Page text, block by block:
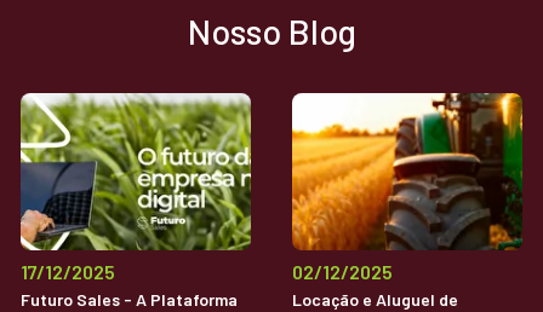
Nosso Blog
17/12/2025
Futuro Sales - A Plataforma
02/12/2025
Locação e Aluguel de